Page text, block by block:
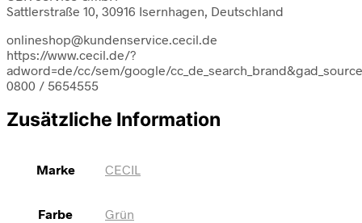
Sattlerstraße 10, 30916 Isernhagen, Deutschland
onlineshop@kundenservice.cecil.de
https://www.cecil.de/?
adword=de/cc/sem/google/
0800 / 5654555
Zusätzliche Information
Marke CECIL
Farbe Grün